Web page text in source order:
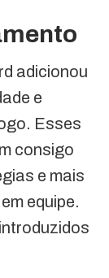
adicionou
e
Esses
consigo
e mais
equipe.